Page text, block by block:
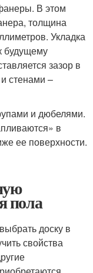
В этом
толщина
Укладка
будущему
зазор в
стенами –
и дюбелями.
в
ее поверхности.
пола
доску в
свойства